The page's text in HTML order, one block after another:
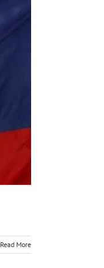
Read More